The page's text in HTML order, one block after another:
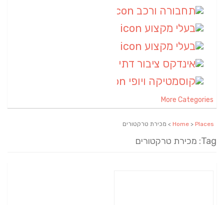
More Categories
Home>Places > מכירת טרקטורים
Tag: מכירת טרקטורים